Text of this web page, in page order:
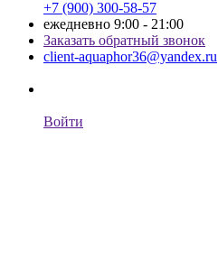
+7 (900) 300-58-57
ежедневно 9:00 - 21:00
Заказать обратный звонок
client-aquaphor36@yandex.ru
Войти